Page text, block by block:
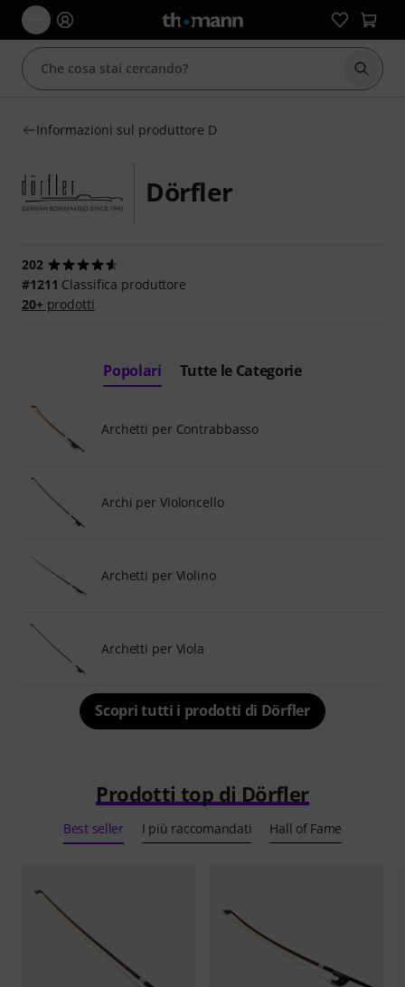
Informazioni sul produttore D
Dörfler
202
#1211 Classifica produttore
20+prodotti
Popolari Tutte le Categorie
Archetti per Contrabbasso
Archi per Violoncello
Archetti per Violino
Archetti per Viola
Scopri tutti i prodotti di Dörfler
Prodotti top di Dörfler
Best seller I più raccomandati Hall of Fame